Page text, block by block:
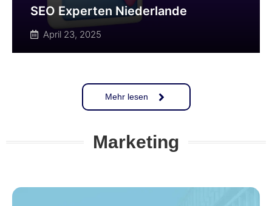
SEO Experten Niederlande
April 23, 2025
Mehr lesen
Marketing